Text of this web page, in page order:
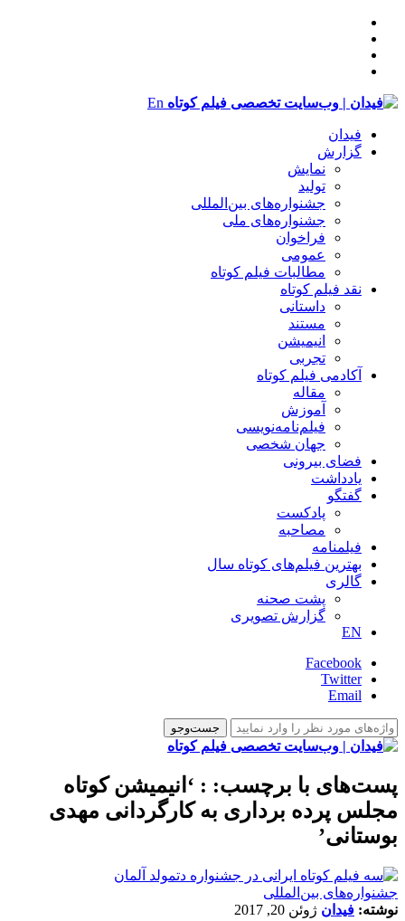
En
فیدان
گزارش
نمایش
تولید
‌‌جشنواره‌های بین‌المللی
جشنواره‌های ملی
فراخوان
عمومی
مطالبات فیلم کوتاه
نقد فیلم کوتاه
داستانی
مستند
انیمیشن
تجربی
آکادمی فیلم کوتاه
مقاله
آموزش
فیلم‌نامه‌نویسی
جهان شخصی
فضای بیرونی
یادداشت
گفتگو
پادکست
مصاحبه
فیلمنامه
بهترین فیلم‌های کوتاه سال
گالری
پشت صحنه
گزارش تصویری
EN
Facebook
Twitter
Email
پست‌های با برچسب: : ‘انیمیشن کوتاه
مجلس پرده برداری به کارگردانی مهدی
بوستانی’
‌‌جشنواره‌های بین‌المللی
نوشته: فیدان ژوئن 20, 2017